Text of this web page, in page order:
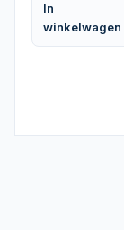
In
winkelwagen